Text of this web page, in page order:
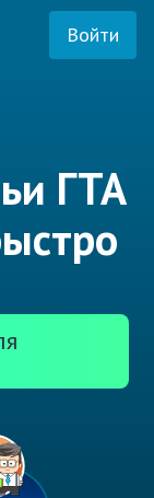
Войти
ГТА